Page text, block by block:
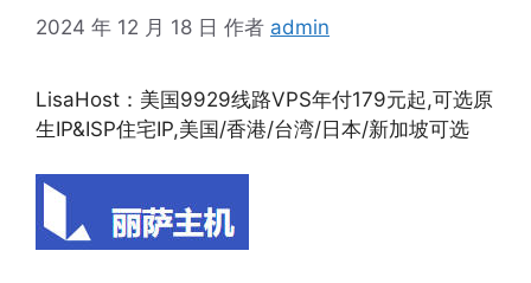
2024 年 12 月 18 日 作者 admin
LisaHost：美国9929线路VPS年付179元起,可选原
生IP&ISP住宅IP,美国/香港/台湾/日本/新加坡可选